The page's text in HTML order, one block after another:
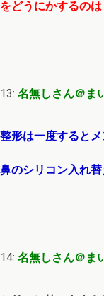
をどうにかするのは
13: 名無しさん＠ま
整形は一度すると
鼻のシリコン入れ替
14: 名無しさん＠ま